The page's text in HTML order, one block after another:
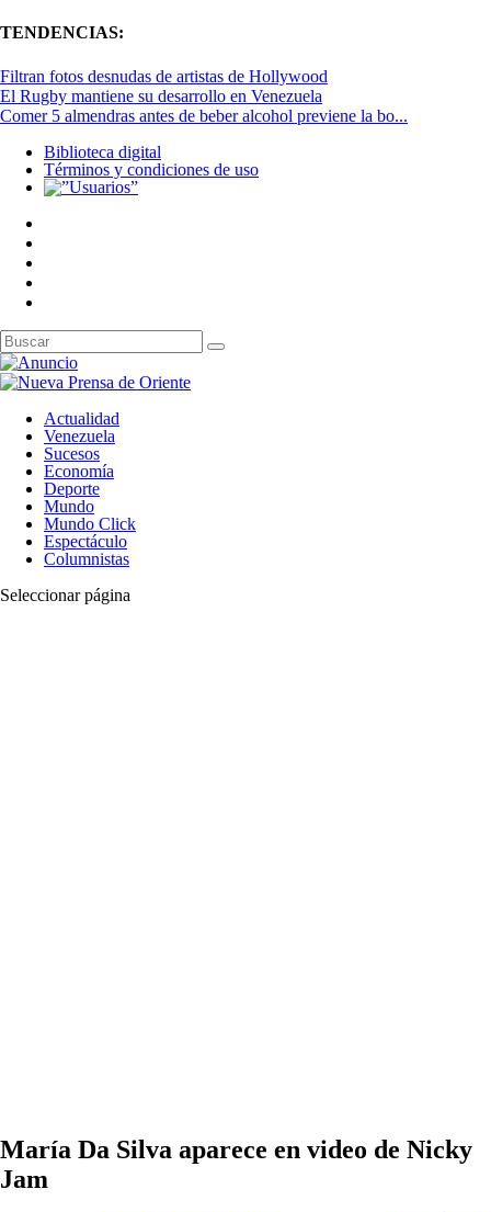
TENDENCIAS:
Filtran fotos desnudas de artistas de Hollywood
El Rugby mantiene su desarrollo en Venezuela
Comer 5 almendras antes de beber alcohol previene la bo...
Biblioteca digital
Términos y condiciones de uso
Actualidad
Venezuela
Sucesos
Economía
Deporte
Mundo
Mundo Click
Espectáculo
Columnistas
Seleccionar página
María Da Silva aparece en video de Nicky
Jam